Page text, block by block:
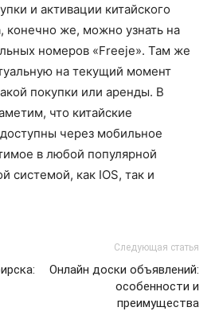
и активации китайского
конечно же, можно узнать на
номеров «Freeje». Там же
на текущий момент
покупки или аренды. В
что китайские
через мобильное
в любой популярной
системой, как IOS, так и
Следующая статья
Онлайн доски объявлений:
особенности и
преимущества